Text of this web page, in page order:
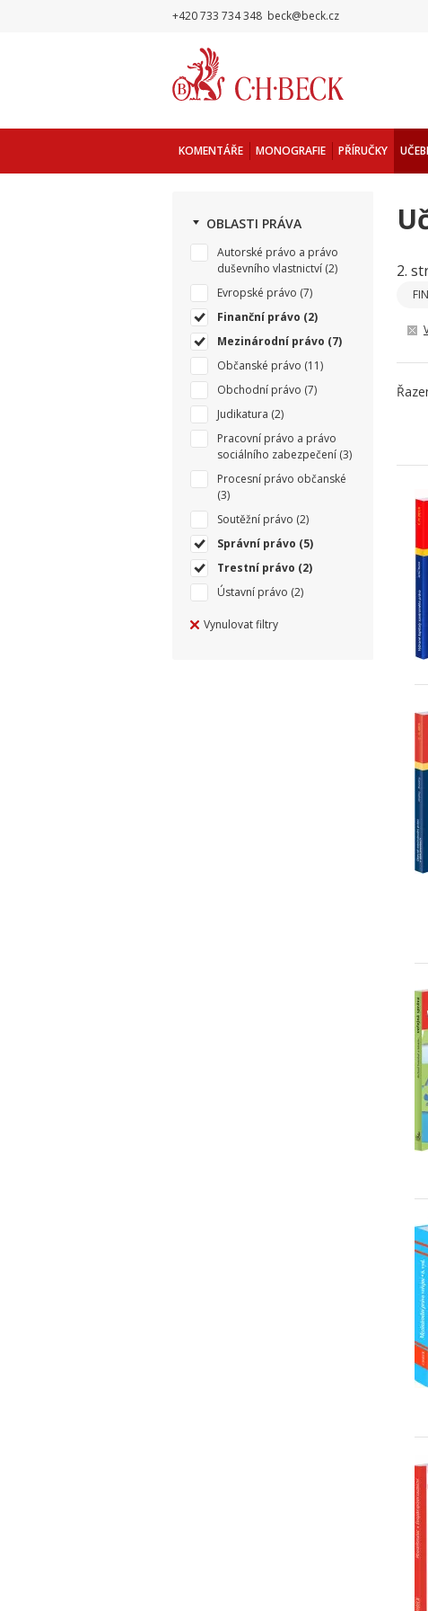
+420 733 734 348 beck@beck.cz
KOMENTÁŘE MONOGRAFIE PŘÍRUČKY
OBLASTI PRÁVA
Autorské právo a právo
duševního vlastnictví (2)
Evropské právo (7)
Finanční právo (2)
Mezinárodní právo (7)
Občanské právo (11)
Obchodní právo (7)
Judikatura (2)
Pracovní právo a právo
sociálního zabezpečení (3)
Procesní právo občanské
(3)
Soutěžní právo (2)
Správní právo (5)
Trestní právo (2)
Ústavní právo (2)
Vynulovat filtry
2.